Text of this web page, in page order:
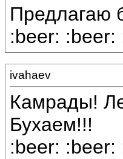
Предлагаю
:beer: :beer:
ivahaev
Камрады!
Бухаем!!!
:beer: :beer: